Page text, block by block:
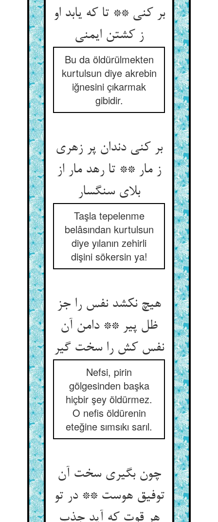
بر کنی ** تا که یابد او
ز کشتن ایمنی‏
Bu da öldürülmekten
kurtulsun diye akrebin
iğnesini çıkarmak
gibidir.
بر کنی دندان پر زهری
ز مار ** تا رهد مار از
بلای سنگسار
Taşla tepelenme
belâsından kurtulsun
diye yılanın zehirli
dişini sökersin ya!
هیچ نکشد نفس را جز
ظل پیر ** دامن آن
نفس کش را سخت گیر
Nefsi, pirin
gölgesinden başka
hiçbir şey öldürmez.
O nefis öldürenin
eteğine sımsıkı sarıl.
چون بگیری سخت آن
توفیق هوست ** در تو
هر قوت که آید جذب